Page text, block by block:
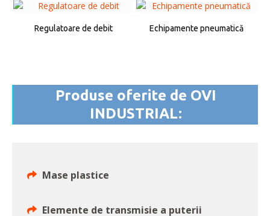
Regulatoare de debit Echipamente pneumatică
Produse oferite de OVI
INDUSTRIAL:
Mase plastice
Elemente de transmisie a puterii